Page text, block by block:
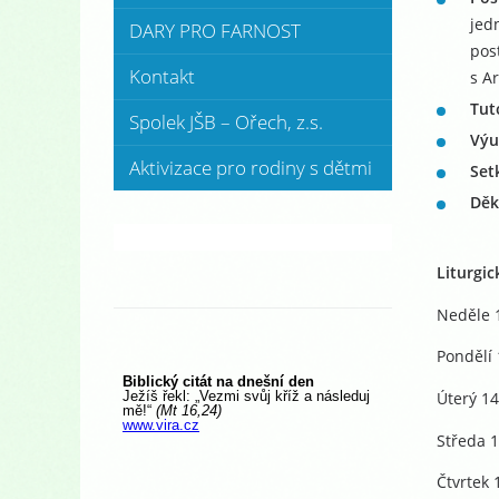
s
Neděle
Pondělí
Úterý
Středa
Čtvrtek
DARY PRO FARNOST
Kontakt
Spolek JŠB – Ořech, z.s.
Aktivizace pro rodiny s dětmi